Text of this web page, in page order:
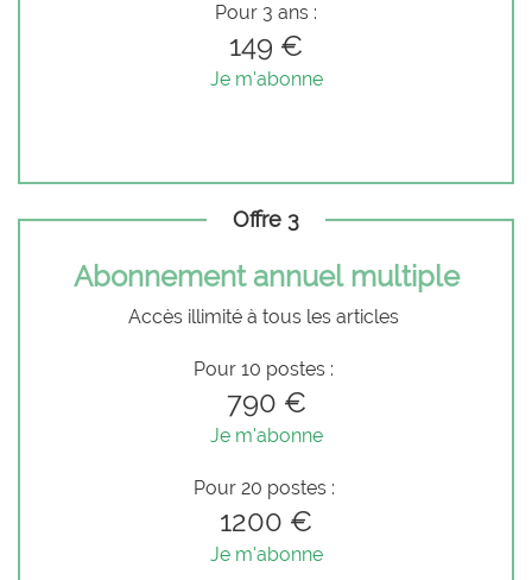
Pour 3 ans :
149 €
Je m'abonne
Offre 3
Abonnement annuel multiple
Accès illimité à tous les articles
Pour 10 postes :
790 €
Je m'abonne
Pour 20 postes :
1200 €
Je m'abonne